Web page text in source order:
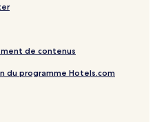
de contenus
du programme Hotels.com